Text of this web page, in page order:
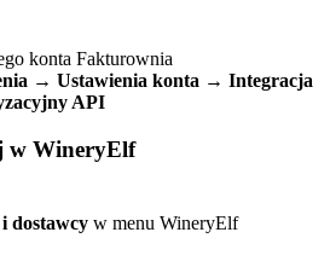
konta Fakturownia
→ Ustawienia konta → Integracja
API
w WineryElf
dostawcy w menu WineryElf